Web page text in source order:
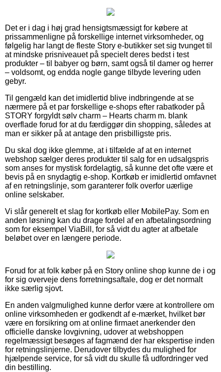
Det er i dag i høj grad hensigtsmæssigt for købere at
prissammenligne på forskellige internet virksomheder, og
følgelig har langt de fleste Story e-butikker set sig tvunget til
at mindske prisniveauet på specielt deres bedst i test
produkter – til babyer og børn, samt også til damer og herrer
– voldsomt, og endda nogle gange tilbyde levering uden
gebyr.
Til gengæld kan det imidlertid blive indbringende at se
nærmere på et par forskellige e-shops efter rabatkoder på
STORY forgyldt sølv charm – Hearts charm m. blank
overflade forud for at du færdiggør din shopping, således at
man er sikker på at antage den prisbilligste pris.
Du skal dog ikke glemme, at i tilfælde af at en internet
webshop sælger deres produkter til salg for en udsalgspris
som anses for mystisk fordelagtig, så kunne det ofte være et
bevis på en snydagtig e-shop. Kortkøb er imidlertid omfavnet
af en retningslinje, som garanterer folk overfor uærlige
online selskaber.
Vi slår generelt et slag for kortkøb eller MobilePay. Som en
anden løsning kan du drage fordel af en afbetalingsordning
som for eksempel ViaBill, for så vidt du agter at afbetale
beløbet over en længere periode.
Forud for at folk køber på en Story online shop kunne de i og
for sig overveje dens forretningsaftale, dog er det normalt
ikke særlig sjovt.
En anden valgmulighed kunne derfor være at kontrollere om
online virksomheden er godkendt af e-mærket, hvilket bør
være en forsikring om at online firmaet anerkender den
officielle danske lovgivning, udover at webshoppen
regelmæssigt besøges af fagmænd der har ekspertise inden
for retningslinjerne. Derudover tilbydes du mulighed for
hjælpende service, for så vidt du skulle få udfordringer ved
din bestilling.